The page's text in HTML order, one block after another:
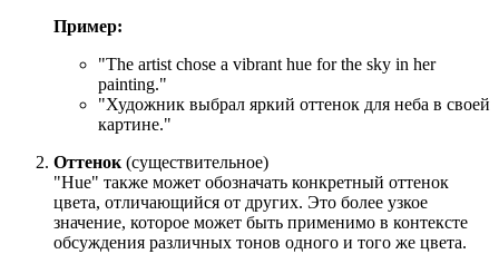
Пример:
"The artist chose a vibrant hue for the sky in her
painting."
"Художник выбрал яркий оттенок для неба в своей
картине."
Оттенок (существительное)
"Hue" также может обозначать конкретный оттенок
цвета, отличающийся от других. Это более узкое
значение, которое может быть применимо в контексте
обсуждения различных тонов одного и того же цвета.